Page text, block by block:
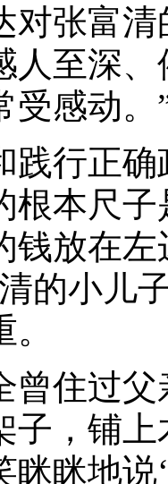
对张富
人至深
受感动。
行正确
根本尺
钱放在
的小儿
住过父
子，铺
眯眯地说